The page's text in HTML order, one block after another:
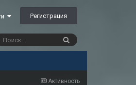
Регистрация
Активность